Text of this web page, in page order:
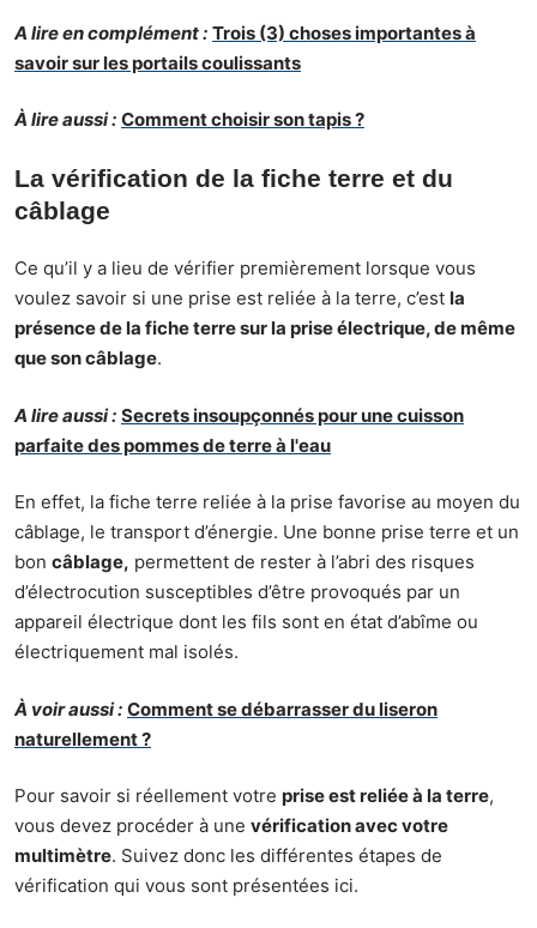
A lire en complément : Trois (3) choses importantes à
savoir sur les portails coulissants
À lire aussi : Comment choisir son tapis ?
La vérification de la fiche terre et du
câblage
Ce qu’il y a lieu de vérifier premièrement lorsque vous
voulez savoir si une prise est reliée à la terre, c’est la
présence de la fiche terre sur la prise électrique, de même
que son câblage.
A lire aussi : Secrets insoupçonnés pour une cuisson
parfaite des pommes de terre à l'eau
En effet, la fiche terre reliée à la prise favorise au moyen du
câblage, le transport d’énergie. Une bonne prise terre et un
bon câblage, permettent de rester à l’abri des risques
d’électrocution susceptibles d’être provoqués par un
appareil électrique dont les fils sont en état d’abîme ou
électriquement mal isolés.
À voir aussi : Comment se débarrasser du liseron
naturellement ?
Pour savoir si réellement votre prise est reliée à la terre,
vous devez procéder à une vérification avec votre
multimètre. Suivez donc les différentes étapes de
vérification qui vous sont présentées ici.